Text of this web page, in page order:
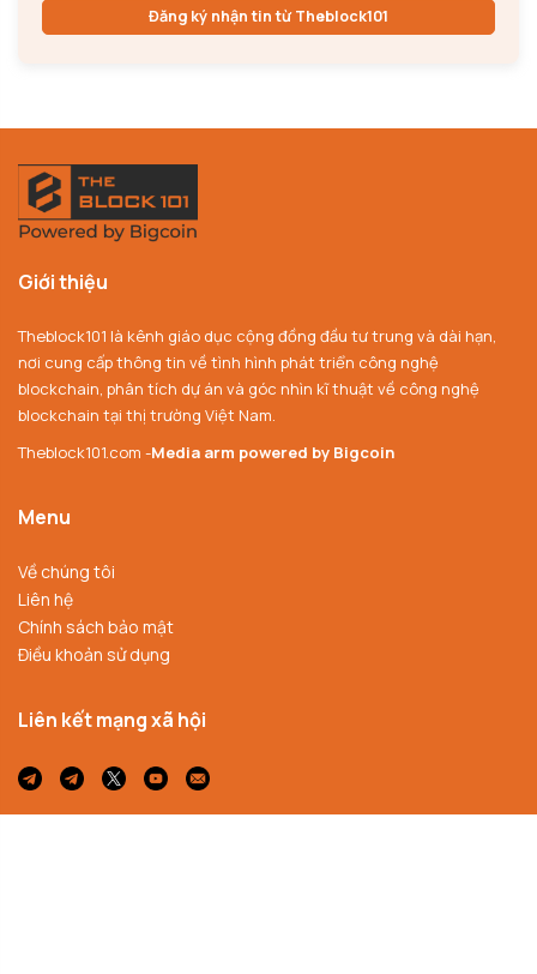
Đăng ký nhận tin từ Theblock101
Giới thiệu
Theblock101 là kênh giáo dục cộng đồng đầu tư trung và dài hạn,
nơi cung cấp thông tin về tình hình phát triển công nghệ
blockchain, phân tích dự án và góc nhìn kĩ thuật về công nghệ
blockchain tại thị trường Việt Nam.
Theblock101.com -Media arm powered by Bigcoin
Menu
Về chúng tôi
Liên hệ
Chính sách bảo mật
Điều khoản sử dụng
Liên kết mạng xã hội